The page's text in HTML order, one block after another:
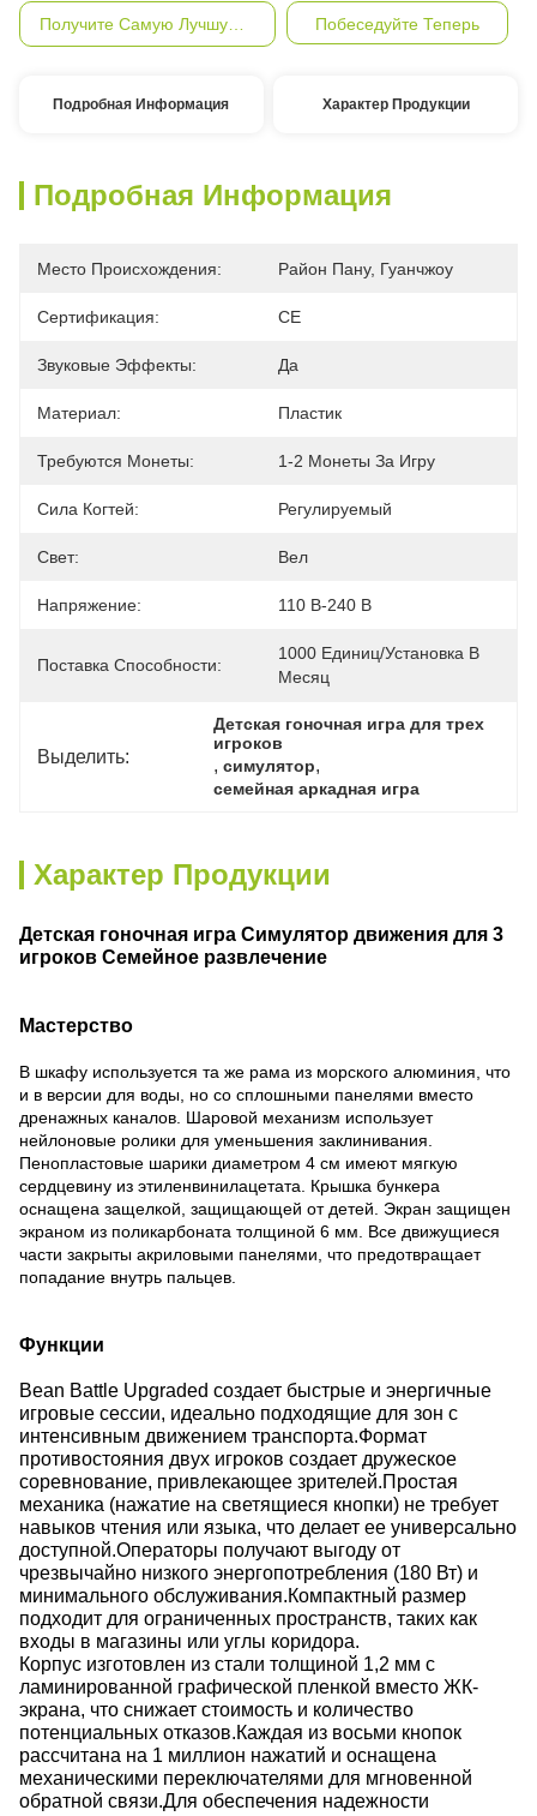
Побеседуйте Теперь
Подробная Информация Характер Продукции
Подробная Информация
Место Происхождения: Район Пану, Гуанчжоу
Сертификация: CE
Звуковые Эффекты: Да
Материал: Пластик
Требуются Монеты: 1-2 Монеты За Игру
Сила Когтей: Регулируемый
Свет: Вел
Напряжение: 110 В-240 В
Поставка Способности:
1000 Единиц/установка В
Месяц
Выделить:
Детская гоночная игра для трех
игроков
, симулятор,
семейная аркадная игра
Характер Продукции
Детская гоночная игра Симулятор движения для 3
игроков Семейное развлечение
Мастерство
В шкафу используется та же рама из морского алюминия, что
и в версии для воды, но со сплошными панелями вместо
дренажных каналов. Шаровой механизм использует
нейлоновые ролики для уменьшения заклинивания.
Пенопластовые шарики диаметром 4 см имеют мягкую
сердцевину из этиленвинилацетата. Крышка бункера
оснащена защелкой, защищающей от детей. Экран защищен
экраном из поликарбоната толщиной 6 мм. Все движущиеся
части закрыты акриловыми панелями, что предотвращает
попадание внутрь пальцев.
Функции
Bean Battle Upgraded создает быстрые и энергичные
игровые сессии, идеально подходящие для зон с
интенсивным движением транспорта.Формат
противостояния двух игроков создает дружеское
соревнование, привлекающее зрителей.Простая
механика (нажатие на светящиеся кнопки) не требует
навыков чтения или языка, что делает ее универсально
доступной.Операторы получают выгоду от
чрезвычайно низкого энергопотребления (180 Вт) и
минимального обслуживания.Компактный размер
подходит для ограниченных пространств, таких как
входы в магазины или углы коридора.
Корпус изготовлен из стали толщиной 1,2 мм с
ламинированной графической пленкой вместо ЖК-
экрана, что снижает стоимость и количество
потенциальных отказов.Каждая из восьми кнопок
рассчитана на 1 миллион нажатий и оснащена
механическими переключателями для мгновенной
обратной связи.Для обеспечения надежности